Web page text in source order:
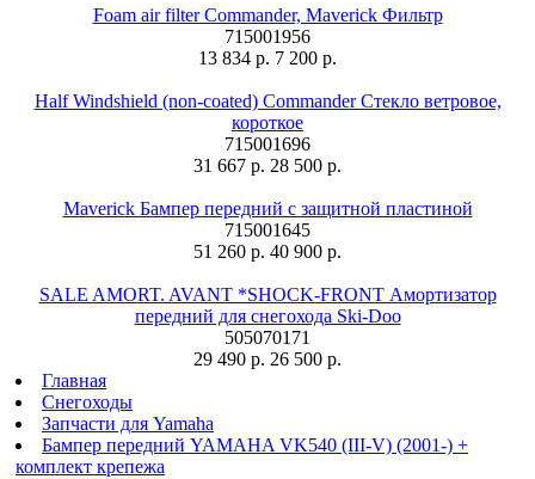
Foam air filter Commander, Maverick Фильтр
715001956
13 834 р. 7 200 р.
Half Windshield (non-coated) Commander Стекло ветровое,
короткое
715001696
31 667 р. 28 500 р.
Maverick Бампер передний с защитной пластиной
715001645
51 260 р. 40 900 р.
SALE AMORT. AVANT *SHOCK-FRONT Амортизатор
передний для снегохода Ski-Doo
505070171
29 490 р. 26 500 р.
Главная
Снегоходы
Запчасти для Yamaha
Бампер передний YAMAHA VK540 (III-V) (2001-) +
комплект крепежа